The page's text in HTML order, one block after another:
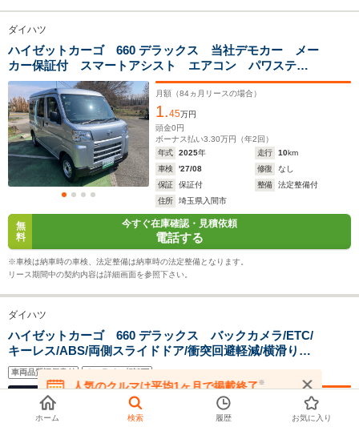
サイズ
WLTCモード
燃費
排気量
駆動方式
全幅
1.48m
全長
3.4m
ホイールベース
-m
FR
全幅
1.48m
3.4m
ホイールベース
14.7～15.6km/L
└市街地:13.1～
14.2km/L
16.7km/L
FR、4WD、MR
ダイハツ
ハイゼットカーゴ 660 デラックス 当社デモカー メー
カー保証付 スマートアシスト エアコン パワステ
パワーウインドウ キーレスエントリー 運転席助手席
エアバッグ ABS オートライト 両側スライドドア
オーバーヘッドシェルフ
月額（84ヵ月リースの場合）
1.45万円
頭金0円
ボーナス払い3.30万円（年2 回）
年式
2025年 走行 10km
車検
'27/08 修復
なし
保証
保証付 整備
法定整備付
住所
埼玉県入間市
無
料
今すぐ在庫確認・見積依頼
電話する
※車検は納車時の車検、法定整備は納車時の法定整備となります。
リース期間中の契約内容は詳細画面を参照下さい。
ダイハツ
ハイゼットカーゴ 660 デラックス バックカメラ/ETC/
キーレス/ABS/両側スライドドア/衝突回避軽減/横滑り防
止装置/アイドリングストップ/PS/PW
車両品質評価書付 オンライン相談可
ヵ月リースの場合）
人気のクルマは平均1ヶ月で掲載終了※
在庫が無くなる前にお問い合わせください
ホーム 検索 履歴 お気に入り